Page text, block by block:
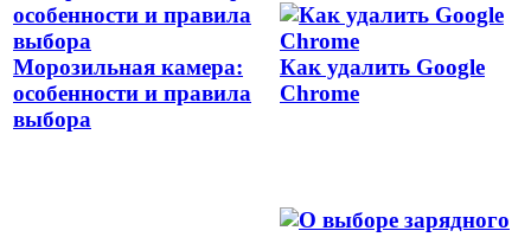
Морозильная камера:
особенности и правила
выбора
Как удалить Google
Chrome